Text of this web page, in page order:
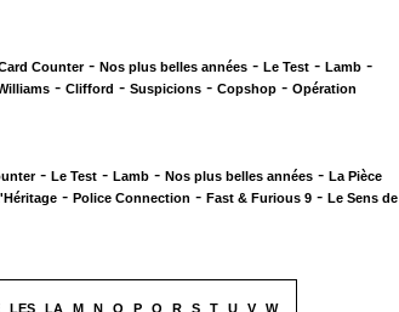
Counter- Nos plus belles années - Le Test - Lamb -
- Clifford - Suspicions - Copshop - Opération
- Le Test - Lamb - Nos plus belles années - La Pièce
- Police Connection - Fast & Furious 9 - Le Sens de
LES LA M N O P Q R S T U V
W